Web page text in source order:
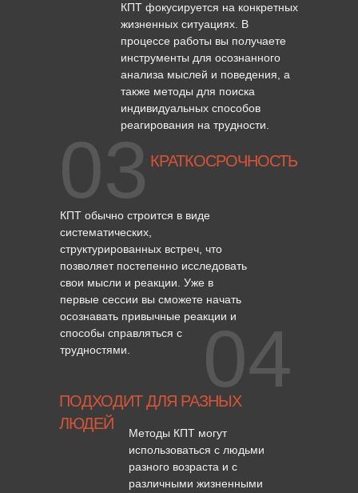
04
ПОДХОДИТ ДЛЯ РАЗНЫХ
ЛЮДЕЙ
Методы КПТ могут
использоваться с людьми
разного возраста и с
различными жизненными
03 КРАТКОСРОЧНОСТЬ
КПТ обычно строится в виде
систематических,
структурированных встреч, что
позволяет постепенно исследовать
свои мысли и реакции. Уже в
первые сессии вы сможете начать
осознавать привычные реакции и
способы справляться с
трудностями.
КПТ фокусируется на конкретных
жизненных ситуациях. В
процессе работы вы получаете
инструменты для осознанного
анализа мыслей и поведения, а
также методы для поиска
индивидуальных способов
реагирования на трудности.